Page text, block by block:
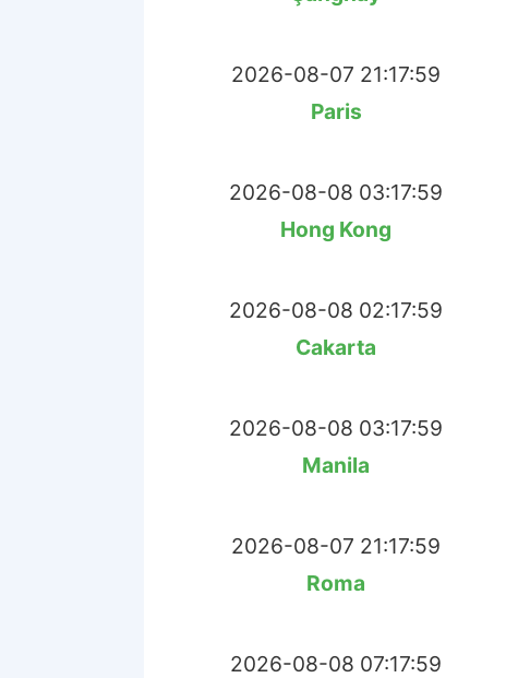
2026-08-07 21:17:59
Paris
2026-08-08 03:17:59
Hong Kong
2026-08-08 02:17:59
Cakarta
2026-08-08 03:17:59
Manila
2026-08-07 21:17:59
Roma
2026-08-08 07:17:59